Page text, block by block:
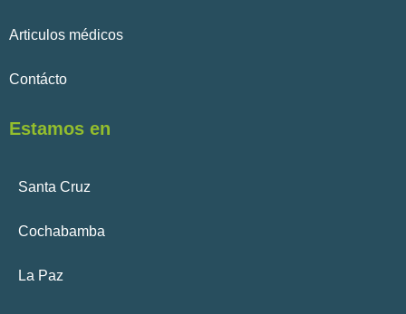
Articulos médicos
Contácto
Estamos en
Santa Cruz
Cochabamba
La Paz